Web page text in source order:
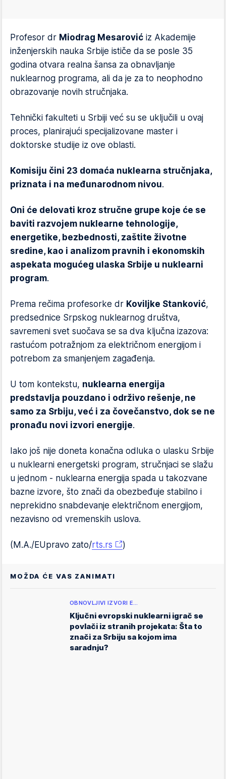
Profesor dr Miodrag Mesarović iz Akademije
inženjerskih nauka Srbije ističe da se posle 35
godina otvara realna šansa za obnavljanje
nuklearnog programa, ali da je za to neophodno
obrazovanje novih stručnjaka.
Tehnički fakulteti u Srbiji već su se uključili u ovaj
proces, planirajući specijalizovane master i
doktorske studije iz ove oblasti.
Komisiju čini 23 domaća nuklearna stručnjaka,
priznata i na međunarodnom nivou.
Oni će delovati kroz stručne grupe koje će se
baviti razvojem nuklearne tehnologije,
energetike, bezbednosti, zaštite životne
sredine, kao i analizom pravnih i ekonomskih
aspekata mogućeg ulaska Srbije u nuklearni
program.
Prema rečima profesorke dr Koviljke Stanković,
predsednice Srpskog nuklearnog društva,
savremeni svet suočava se sa dva ključna izazova:
rastućom potražnjom za električnom energijom i
potrebom za smanjenjem zagađenja.
U tom kontekstu, nuklearna energija
predstavlja pouzdano i održivo rešenje, ne
samo za Srbiju, već i za čovečanstvo, dok se ne
pronađu novi izvori energije.
Iako još nije doneta konačna odluka o ulasku Srbije
u nuklearni energetski program, stručnjaci se slažu
u jednom - nuklearna energija spada u takozvane
bazne izvore, što znači da obezbeđuje stabilno i
neprekidno snabdevanje električnom energijom,
nezavisno od vremenskih uslova.
(M.A./EUpravo zato/rts.rs )
MOŽDA ĆE VAS ZANIMATI
OBNOVLJIVI IZVORI E…
Ključni evropski nuklearni igrač se
povlači iz stranih projekata: Šta to
znači za Srbiju sa kojom ima
saradnju?